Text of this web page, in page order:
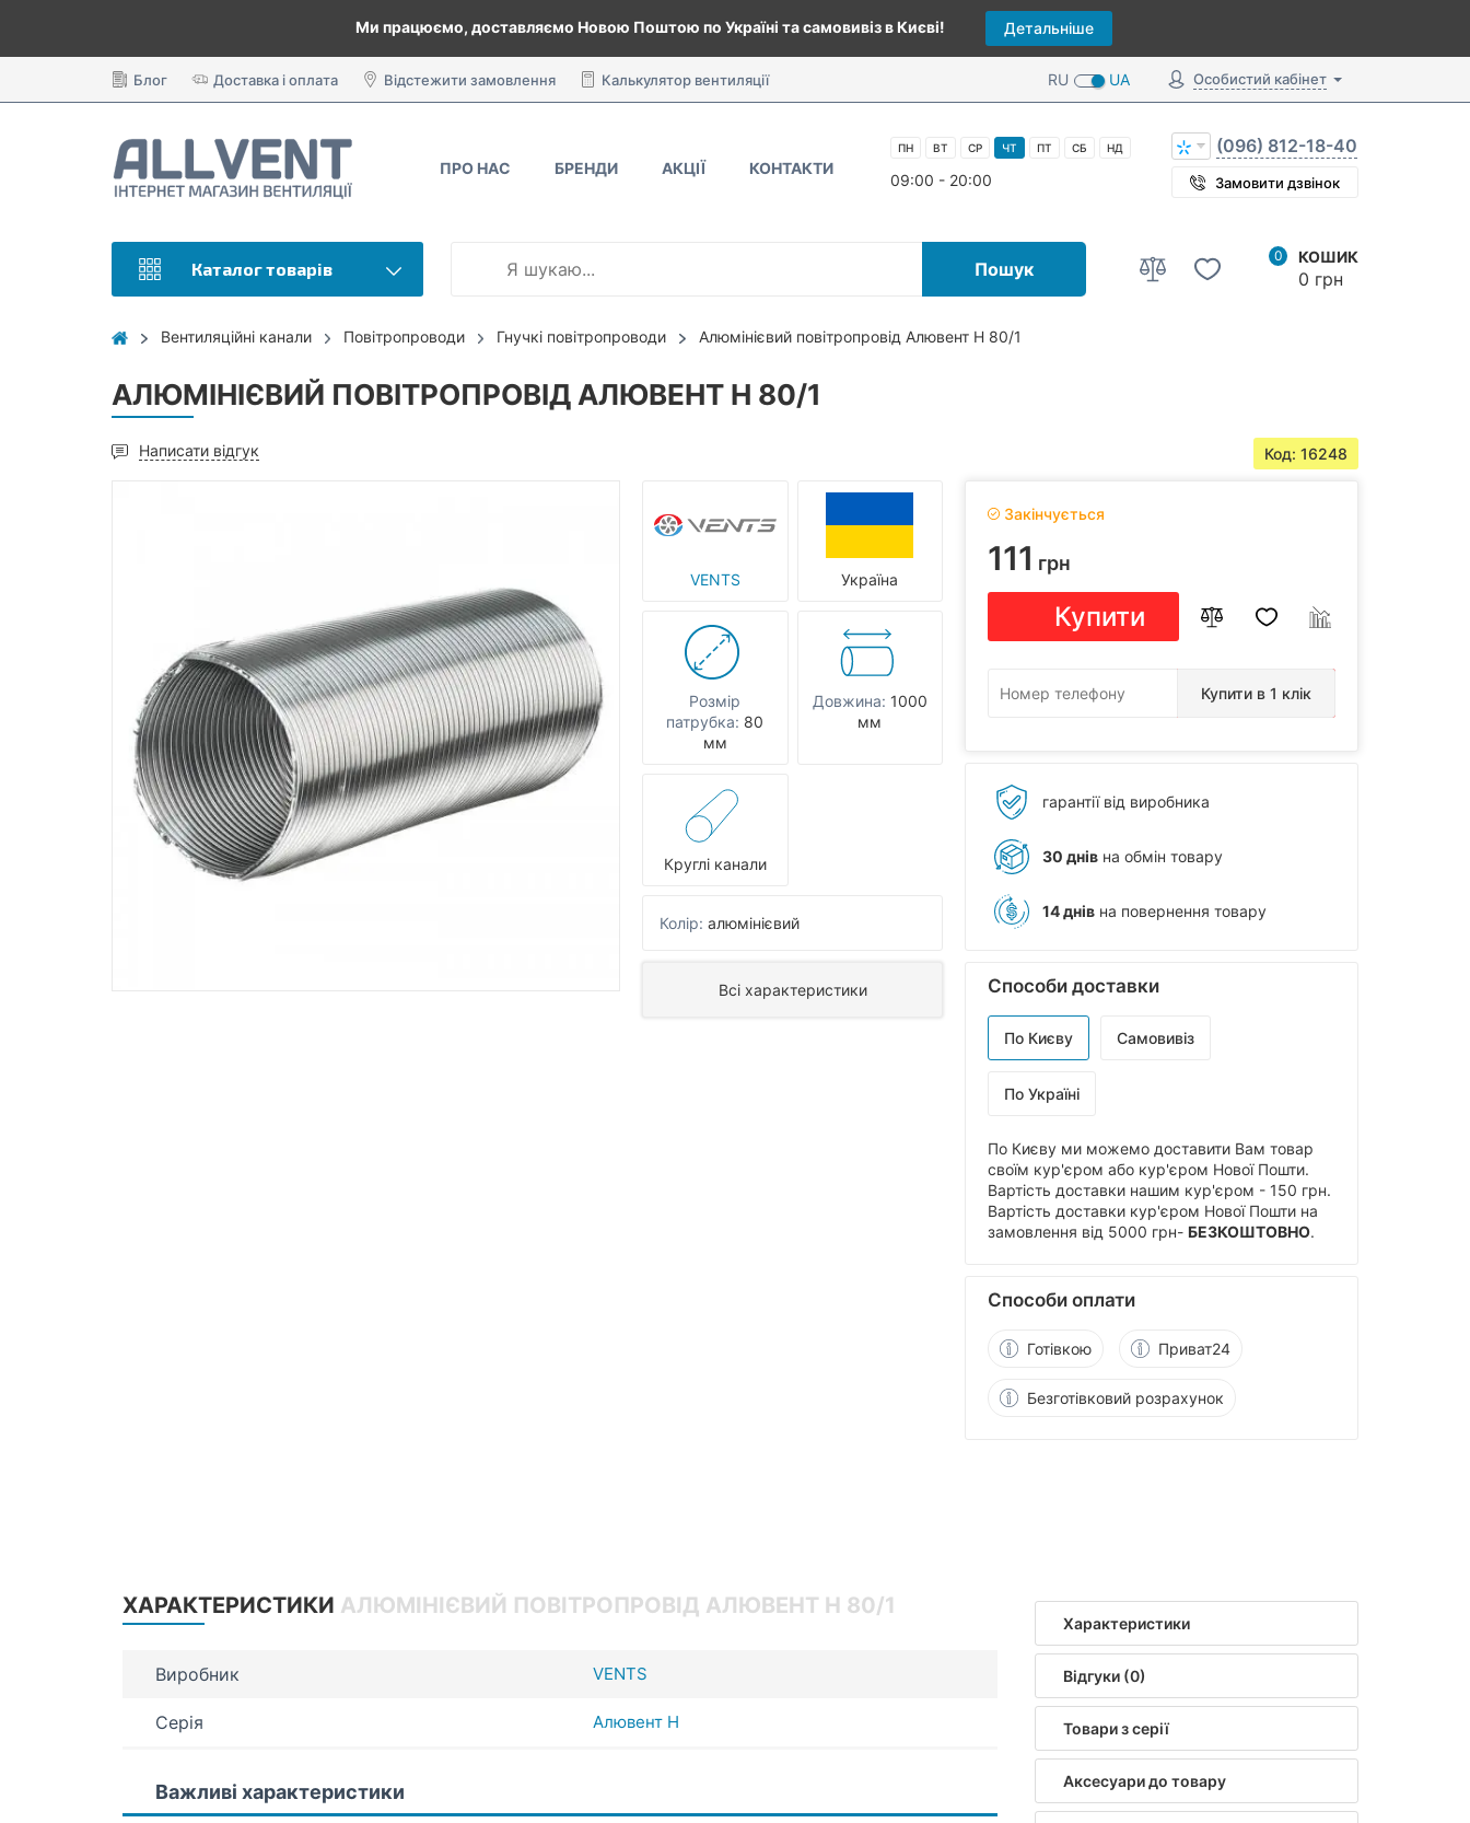
Ми працюємо, доставляємо Новою Поштою по Україні та самовивіз в Києві! Детальніше
Блог Доставка і оплата Відстежити замовлення Калькулятор вентиляції Особистий кабінет
RU UA
ПРО НАС БРЕНДИ АКЦІЇ КОНТАКТИ
ПН ВТ СР ЧТ ПТ СБ НД
09:00 - 20:00
(096) 812-18-40
Замовити дзвінок
Каталог товарів Пошук
0 КОШИК
0 грн
Вентиляційні канали Повітропроводи Гнучкі повітропроводи Алюмінієвий повітропровід Алювент Н 80/1
АЛЮМІНІЄВИЙ ПОВІТРОПРОВІД АЛЮВЕНТ Н 80/1
Написати відгук Код: 16248
VENTS Україна
Розмір
патрубка: 80
мм
Довжина: 1000
мм
Круглі канали
Колір: алюмінієвий
Всі характеристики
Закінчується
111 грн
Купити
Купити в 1 клік
гарантії від виробника
30 днів на обмін товару
14 днів на повернення товару
Способи доставки
По Києву Самовивіз
По Україні
По Києву ми можемо доставити Вам товар
своїм кур'єром або кур'єром Нової Пошти.
Вартість доставки нашим кур'єром - 150 грн.
Вартість доставки кур'єром Нової Пошти на
замовлення від 5000 грн- БЕЗКОШТОВНО.
Способи оплати
Готівкою Приват24
Безготівковий розрахунок
Характеристики
Відгуки (0)
Товари з серії
Аксесуари до товару
ХАРАКТЕРИСТИКИ АЛЮМІНІЄВИЙ ПОВІТРОПРОВІД АЛЮВЕНТ Н 80/1
Виробник VENTS
Серія Алювент Н
Важливі характеристики